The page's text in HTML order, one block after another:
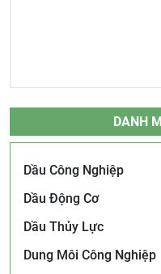
DANH
Dầu Công Nghiệp
Dầu Động Cơ
Dầu Thủy Lực
Dung Môi Công Nghiệp